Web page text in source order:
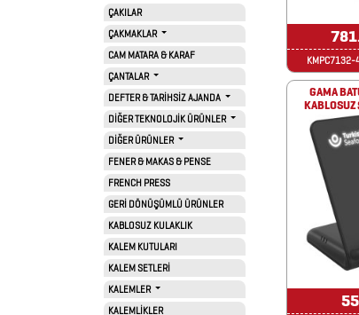
AKSESUARLARI
ÇAKILAR
ÇAKMAKLAR
CAM MATARA & KARAF
ÇANTALAR
DEFTER & TARİHSİZ AJANDA
DİĞER TEKNOLOJİK ÜRÜNLER
DİĞER ÜRÜNLER
FENER & MAKAS & PENSE
FRENCH PRESS
GERİ DÖNÜŞÜMLÜ ÜRÜNLER
KABLOSUZ KULAKLIK
KALEM KUTULARI
KALEM SETLERİ
KALEMLER
KALEMLİKLER
GAMA
KABLOSUZ